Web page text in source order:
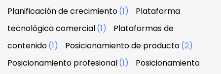
Planificación de crecimiento(1)
Plataforma
tecnológica comercial(1)
Plataformas de
contenido(1) Posicionamiento de producto(2)
Posicionamiento profesional(1)
Posicionamiento